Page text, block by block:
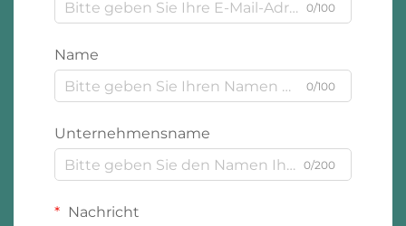
0/100
Name
0/100
Unternehmensname
0/200
Nachricht